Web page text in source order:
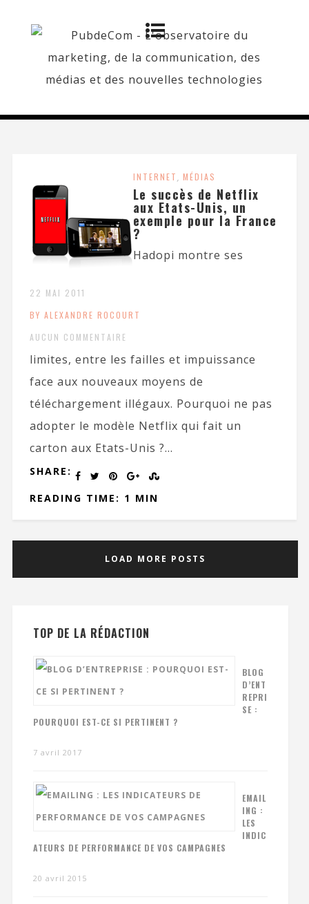
INTERNET, MÉDIAS
Le succès de Netflix
aux Etats-Unis, un
exemple pour la France
?
22 MAI 2011
BY ALEXANDRE ROCOURT
AUCUN COMMENTAIRE
Hadopi montre ses
limites, entre les failles et impuissance
face aux nouveaux moyens de
téléchargement illégaux. Pourquoi ne pas
adopter le modèle Netflix qui fait un
carton aux Etats-Unis ?...
SHARE:
READING TIME: 1 MIN
LOAD MORE POSTS
TOP DE LA RÉDACTION
BLOG
D’ENT
REPRI
SE :
POURQUOI EST-CE SI PERTINENT ?
7 avril 2017
EMAIL
ING :
LES
INDIC
ATEURS DE PERFORMANCE DE VOS CAMPAGNES
20 avril 2015